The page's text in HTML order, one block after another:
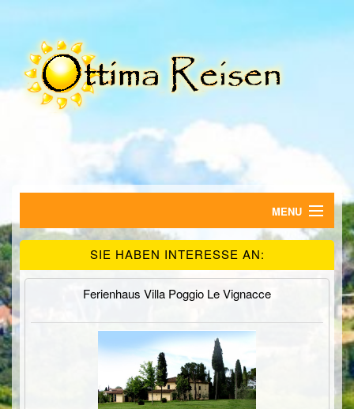
MENU
HOME
FERIENWOHNUNGEN
SIE HABEN INTERESSE AN:
Ferienhaus Villa Poggio Le Vignacce